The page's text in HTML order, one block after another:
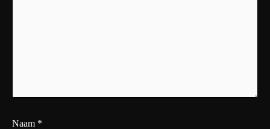
Naam *